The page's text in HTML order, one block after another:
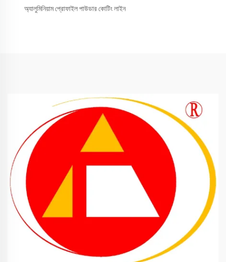
অ্যালুমিনিয়াম প্রোফাইল পাউডার কোটিং লাইন